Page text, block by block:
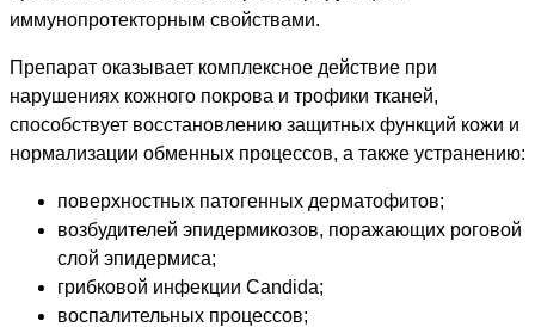
иммунопротекторным свойствами.
Препарат оказывает комплексное действие при
нарушениях кожного покрова и трофики тканей,
способствует восстановлению защитных функций кожи и
нормализации обменных процессов, а также устранению:
поверхностных патогенных дерматофитов;
возбудителей эпидермикозов, поражающих роговой
слой эпидермиса;
грибковой инфекции Candida;
воспалительных процессов;